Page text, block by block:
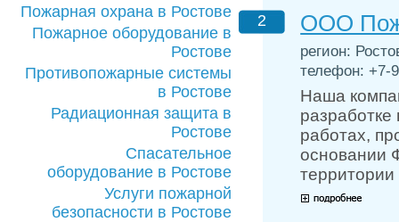
Пожарная охрана в Ростове
Пожарное оборудование в
Ростове
Противопожарные системы
в Ростове
Радиационная защита в
Ростове
Спасательное
оборудование в Ростове
Услуги пожарной
безопасности в Ростове
2 ООО
регион:
телефон: +7-
Наша
работах,
основании